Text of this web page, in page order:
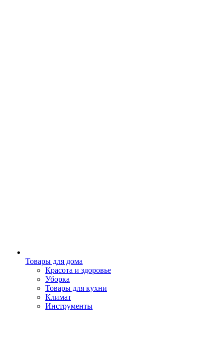
Товары для дома
Красота и здоровье
Уборка
Товары для кухни
Климат
Инструменты